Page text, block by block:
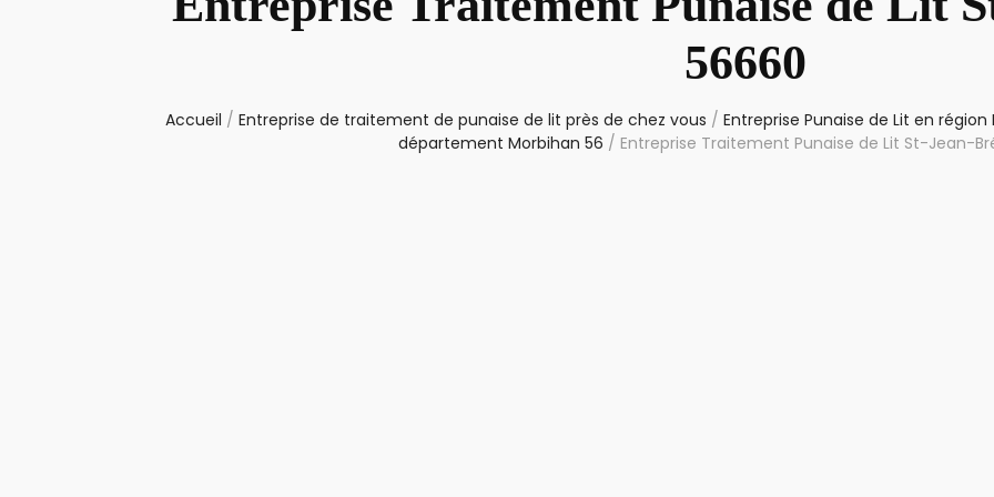
56660
Accueil / Entreprise de traitement de punaise de lit près de chez vous / Entreprise Punaise de Lit en
département Morbihan 56 / Entreprise Traitement Punaise de Lit St-Jean-